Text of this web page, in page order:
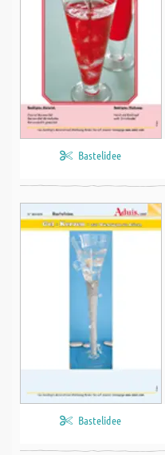
Bastelidee
Bastelidee